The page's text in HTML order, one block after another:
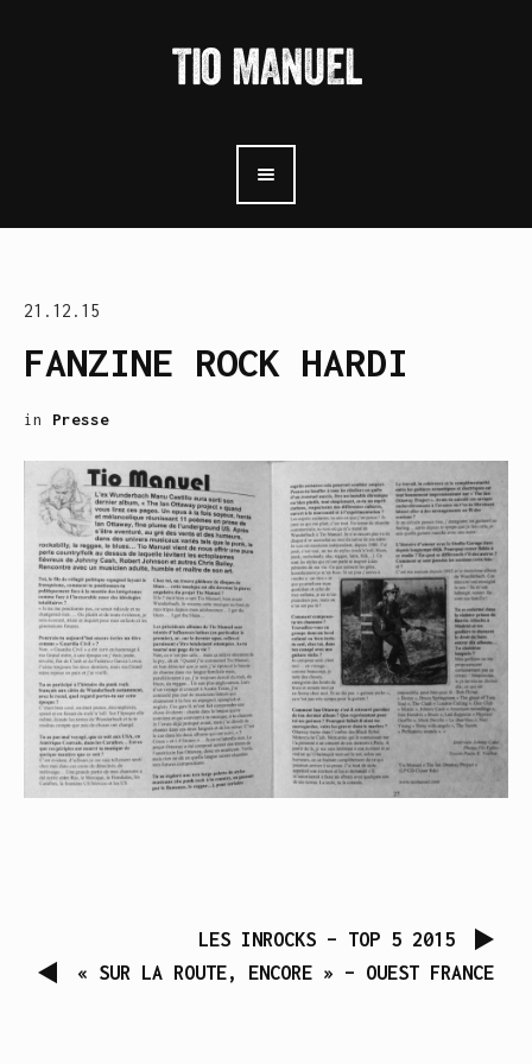
21.12.15
FANZINE ROCK HARDI
in Presse
LES INROCKS – TOP 5 2015
« SUR LA ROUTE, ENCORE » – OUEST FRANCE